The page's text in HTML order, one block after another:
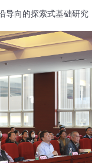
向的探索式基础研究